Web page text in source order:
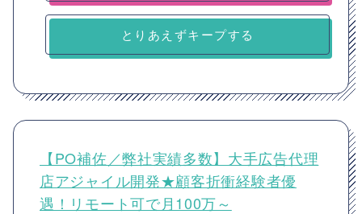
とりあえずキープする
【PO補佐／弊社実績多数】大手広告代理
店アジャイル開発★顧客折衝経験者優
遇！リモート可で月100万～